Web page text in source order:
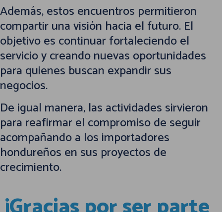
Además, estos encuentros permitieron
compartir una visión hacia el futuro. El
objetivo es continuar fortaleciendo el
servicio y creando nuevas oportunidades
para quienes buscan expandir sus
negocios.
De igual manera, las actividades sirvieron
para reafirmar el compromiso de seguir
acompañando a los importadores
hondureños en sus proyectos de
crecimiento.